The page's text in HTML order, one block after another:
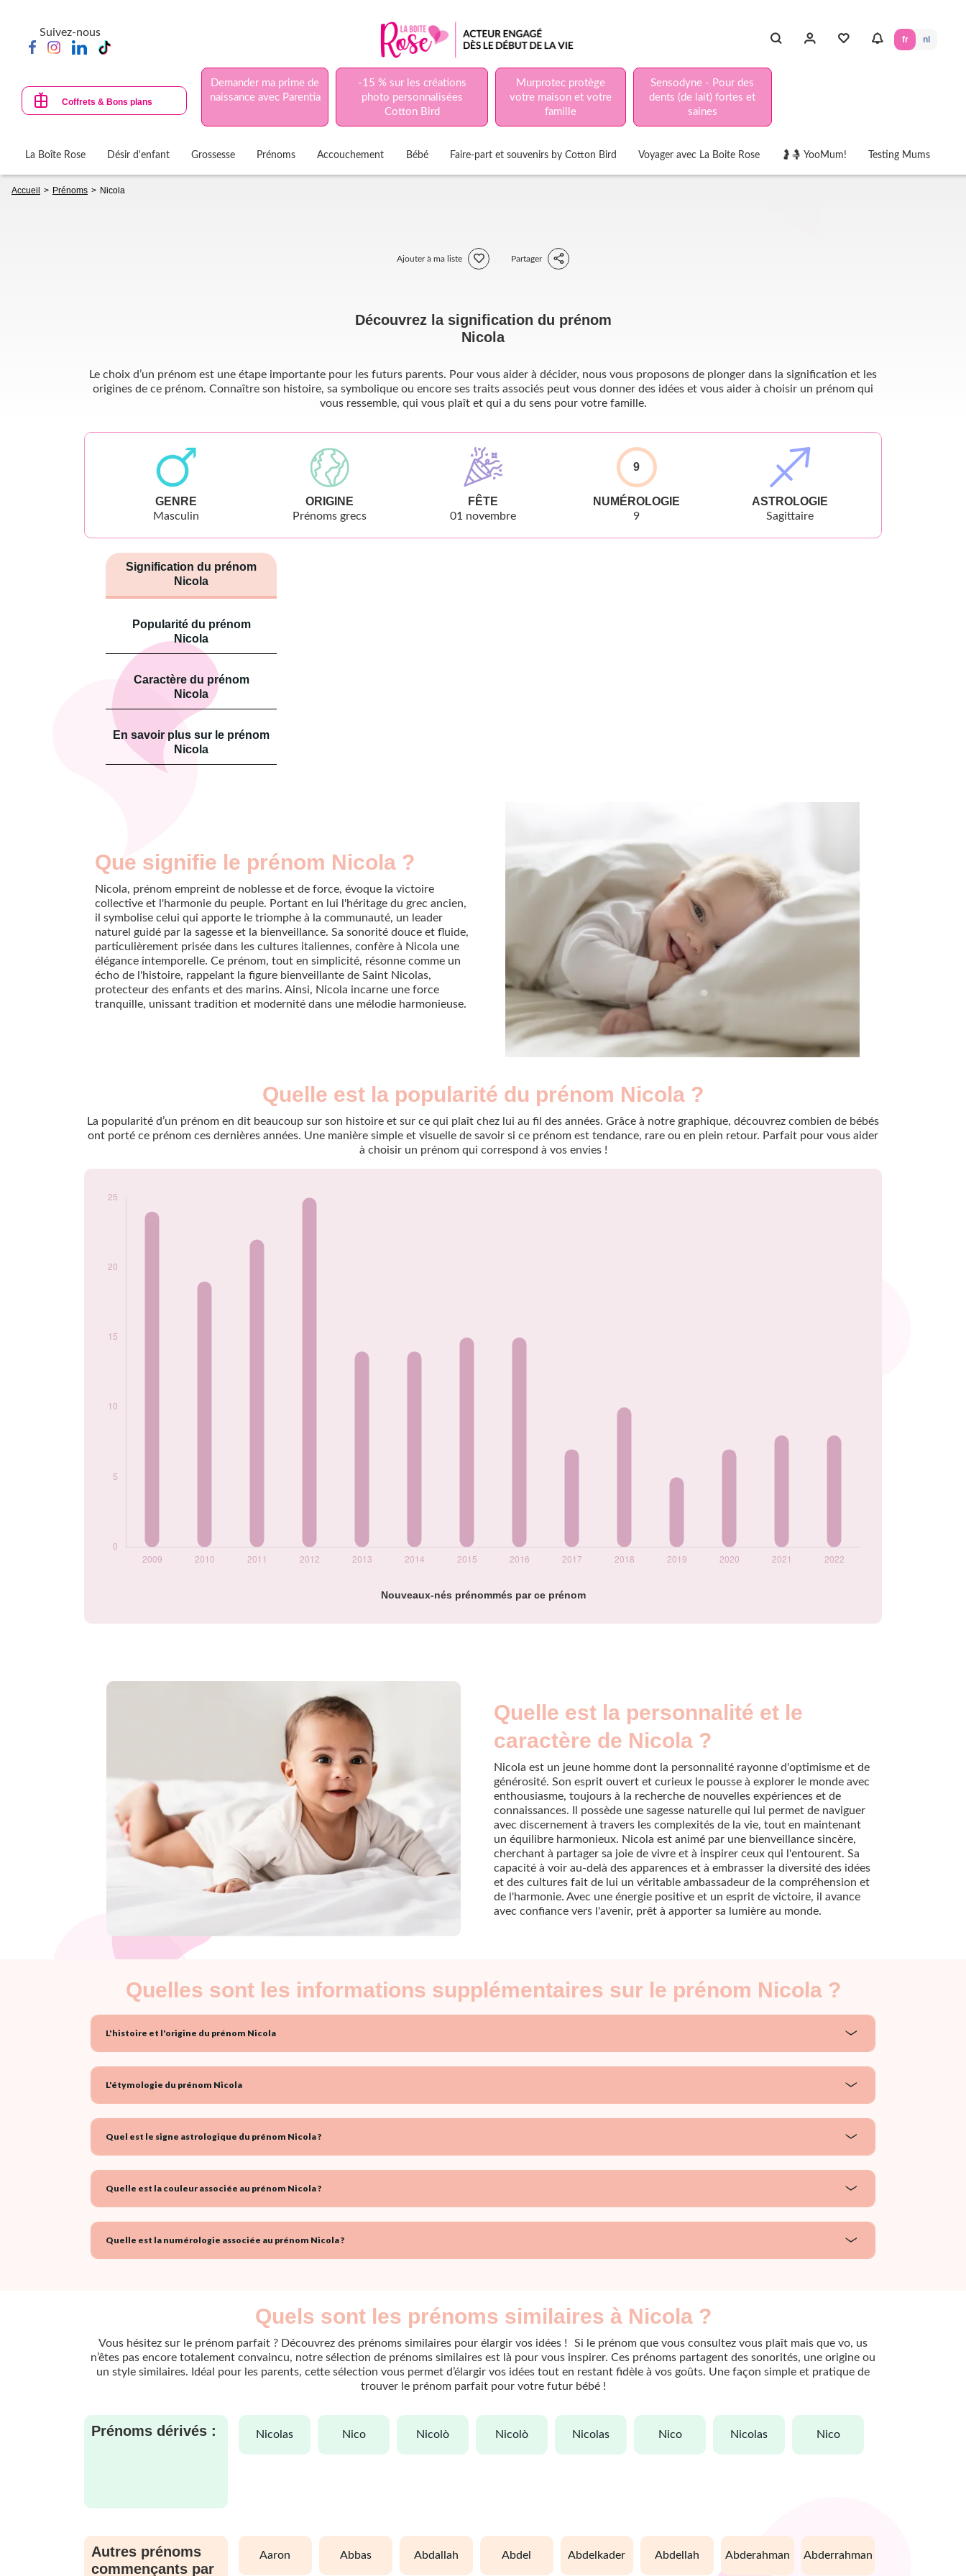
contenu
principal
Suivez-nous
fr nl
Coffrets & Bons plans
Demander ma prime de
naissance avec Parentia
-15 % sur les créations
photo personnalisées
Cotton Bird
Murprotec protège
votre maison et votre
famille
Sensodyne - Pour des
dents (de lait) fortes et
saines
La Boîte Rose Désir d'enfant Grossesse Prénoms Accouchement Bébé Faire-part et souvenirs by Cotton Bird Voyager avec La Boite Rose 🤰🤱 YooMum! Testing Mums
d'Ariane
Accueil Prénoms Nicola
Ajouter à ma liste Partager
Découvrez la signification du prénom
Nicola
Le choix d’un prénom est une étape importante pour les futurs parents. Pour vous aider à décider, nous vous proposons de plonger dans la signification et les
origines de ce prénom. Connaître son histoire, sa symbolique ou encore ses traits associés peut vous donner des idées et vous aider à choisir un prénom qui
vous ressemble, qui vous plaît et qui a du sens pour votre famille.
GENRE
Masculin
ORIGINE
Prénoms grecs
FÊTE
01 novembre
9
NUMÉROLOGIE
9
ASTROLOGIE
Sagittaire
Signification du prénom
Nicola
Popularité du prénom
Nicola
Caractère du prénom
Nicola
En savoir plus sur le prénom
Nicola
Que signifie le prénom Nicola ?
Nicola, prénom empreint de noblesse et de force, évoque la victoire
collective et l'harmonie du peuple. Portant en lui l'héritage du grec ancien,
il symbolise celui qui apporte le triomphe à la communauté, un leader
naturel guidé par la sagesse et la bienveillance. Sa sonorité douce et fluide,
particulièrement prisée dans les cultures italiennes, confère à Nicola une
élégance intemporelle. Ce prénom, tout en simplicité, résonne comme un
écho de l'histoire, rappelant la figure bienveillante de Saint Nicolas,
protecteur des enfants et des marins. Ainsi, Nicola incarne une force
tranquille, unissant tradition et modernité dans une mélodie harmonieuse.
Quelle est la popularité du prénom Nicola ?
La popularité d’un prénom en dit beaucoup sur son histoire et sur ce qui plaît chez lui au fil des années. Grâce à notre graphique, découvrez combien de bébés
ont porté ce prénom ces dernières années. Une manière simple et visuelle de savoir si ce prénom est tendance, rare ou en plein retour. Parfait pour vous aider
à choisir un prénom qui correspond à vos envies !
Nouveaux-nés prénommés par ce prénom
2009
24
2010
19
2014
14
Quelle est la personnalité et le
caractère de Nicola ?
Nicola est un jeune homme dont la personnalité rayonne d'optimisme et de
générosité. Son esprit ouvert et curieux le pousse à explorer le monde avec
enthousiasme, toujours à la recherche de nouvelles expériences et de
connaissances. Il possède une sagesse naturelle qui lui permet de naviguer
avec discernement à travers les complexités de la vie, tout en maintenant
un équilibre harmonieux. Nicola est animé par une bienveillance sincère,
cherchant à partager sa joie de vivre et à inspirer ceux qui l'entourent. Sa
capacité à voir au-delà des apparences et à embrasser la diversité des idées
et des cultures fait de lui un véritable ambassadeur de la compréhension et
de l'harmonie. Avec une énergie positive et un esprit de victoire, il avance
avec confiance vers l'avenir, prêt à apporter sa lumière au monde.
Quelles sont les informations supplémentaires sur le prénom Nicola ?
L'histoire et l'origine du prénom Nicola
L'étymologie du prénom Nicola
Quel est le signe astrologique du prénom Nicola ?
Quelle est la couleur associée au prénom Nicola ?
Quelle est la numérologie associée au prénom Nicola ?
Quels sont les prénoms similaires à Nicola ?
Vous hésitez sur le prénom parfait ? Découvrez des prénoms similaires pour élargir vos idées ! Si le prénom que vous consultez vous plaît mais que vo, us
n’êtes pas encore totalement convaincu, notre sélection de prénoms similaires est là pour vous inspirer. Ces prénoms partagent des sonorités, une origine ou
un style similaires. Idéal pour les parents, cette sélection vous permet d’élargir vos idées tout en restant fidèle à vos goûts. Une façon simple et pratique de
trouver le prénom parfait pour votre futur bébé !
Prénoms dérivés : nicolas nico nicolò nicolò nicolas nico nicolas nico
Autres prénoms
commençants par
aaron abbas abdallah abdel abdelkader abdellah abderahman abderrahman